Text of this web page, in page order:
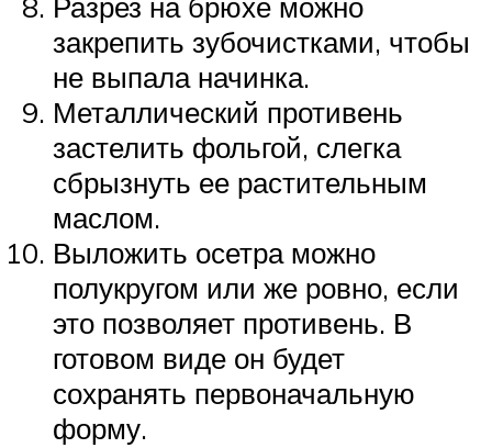
закрепить зубочистками, чтобы
не выпала начинка.
Металлический противень
застелить фольгой, слегка
сбрызнуть ее растительным
маслом.
Выложить осетра можно
полукругом или же ровно, если
это позволяет противень. В
готовом виде он будет
сохранять первоначальную
форму.